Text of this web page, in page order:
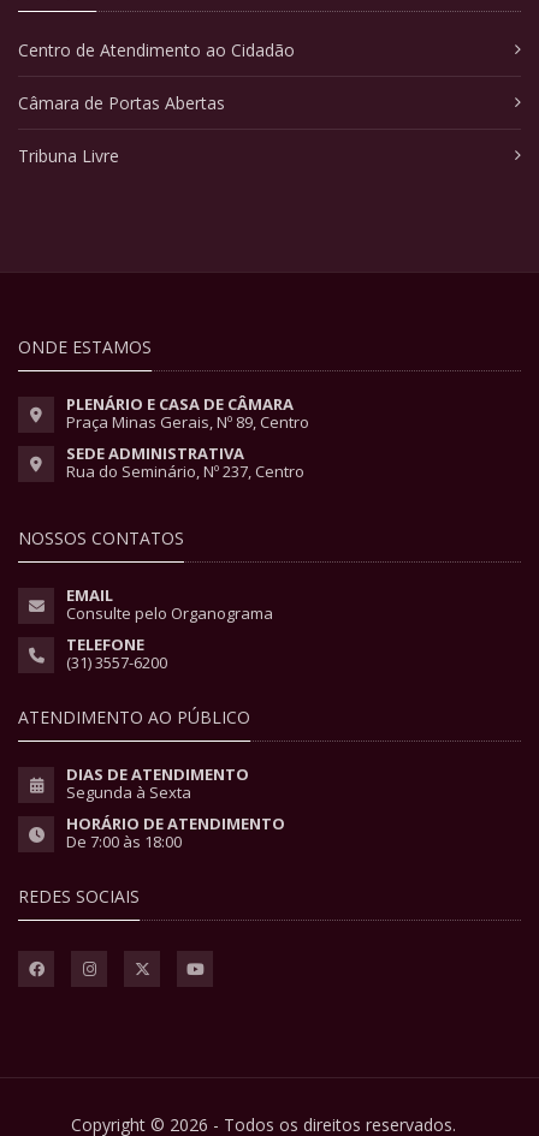
Centro de Atendimento ao Cidadão
Câmara de Portas Abertas
Tribuna Livre
ONDE ESTAMOS
PLENÁRIO E CASA DE CÂMARA
Praça Minas Gerais, Nº 89, Centro
SEDE ADMINISTRATIVA
Rua do Seminário, Nº 237, Centro
NOSSOS CONTATOS
EMAIL
Consulte pelo Organograma
TELEFONE
(31) 3557-6200
ATENDIMENTO AO PÚBLICO
DIAS DE ATENDIMENTO
Segunda à Sexta
HORÁRIO DE ATENDIMENTO
De 7:00 às 18:00
REDES SOCIAIS
Copyright © 2026 - Todos os direitos reservados.